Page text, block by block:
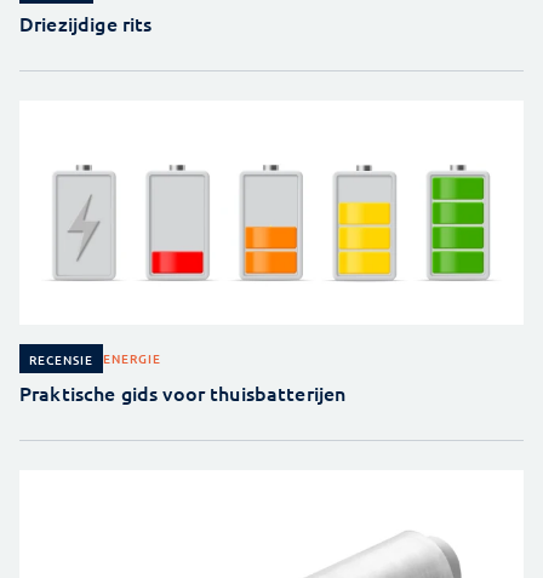
Driezijdige rits
RECENSIE ENERGIE
Praktische gids voor thuisbatterijen